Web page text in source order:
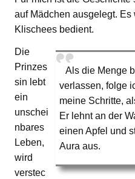
auf Mädchen ausgelegt.
Klischees bedient.
Als die Menge
verlassen, folge
meine Schritte,
Er lehnt an der
einen Apfel und
Aura aus.
Die
Prinzes
sin lebt
ein
unschei
nbares
Leben,
wird
verstec